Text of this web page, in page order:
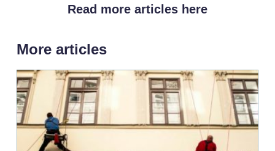
Read more articles here
More articles